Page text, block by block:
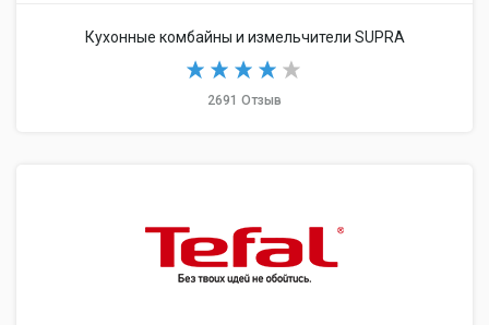
Кухонные комбайны и измельчители SUPRA
2691 Отзыв